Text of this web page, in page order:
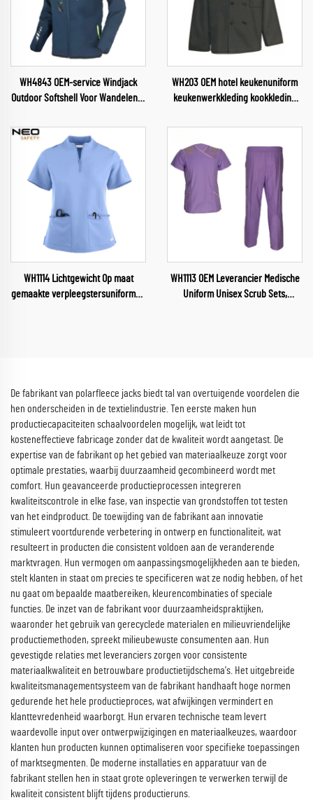
WH4843 OEM-service Windjack
Outdoor Softshell Voor Wandelen &
met Verwijderbare Kap
WH203 OEM hotel keukenuniform
keukenwerkkleding kookkleding
restaurant chefkleding
WH1114 Lichtgewicht Op maat
gemaakte verpleegstersuniformen
WH1113 OEM Leverancier Medische
Uniform Unisex Scrub Sets,
De fabrikant van polarfleece jacks biedt tal van overtuigende voordelen die
hen onderscheiden in de textielindustrie. Ten eerste maken hun
productiecapaciteiten schaalvoordelen mogelijk, wat leidt tot
kosteneffectieve fabricage zonder dat de kwaliteit wordt aangetast. De
expertise van de fabrikant op het gebied van materiaalkeuze zorgt voor
optimale prestaties, waarbij duurzaamheid gecombineerd wordt met
comfort. Hun geavanceerde productieprocessen integreren
kwaliteitscontrole in elke fase, van inspectie van grondstoffen tot testen
van het eindproduct. De toewijding van de fabrikant aan innovatie
stimuleert voortdurende verbetering in ontwerp en functionaliteit, wat
resulteert in producten die consistent voldoen aan de veranderende
marktvragen. Hun vermogen om aanpassingsmogelijkheden aan te bieden,
stelt klanten in staat om precies te specificeren wat ze nodig hebben, of het
nu gaat om bepaalde maatbereiken, kleurencombinaties of speciale
functies. De inzet van de fabrikant voor duurzaamheidspraktijken,
waaronder het gebruik van gerecyclede materialen en milieuvriendelijke
productiemethoden, spreekt milieubewuste consumenten aan. Hun
gevestigde relaties met leveranciers zorgen voor consistente
materiaalkwaliteit en betrouwbare productietijdschema's. Het uitgebreide
kwaliteitsmanagementsysteem van de fabrikant handhaaft hoge normen
gedurende het hele productieproces, wat afwijkingen vermindert en
klanttevredenheid waarborgt. Hun ervaren technische team levert
waardevolle input over ontwerpwijzigingen en materiaalkeuzes, waardoor
klanten hun producten kunnen optimaliseren voor specifieke toepassingen
of marktsegmenten. De moderne installaties en apparatuur van de
fabrikant stellen hen in staat grote opleveringen te verwerken terwijl de
kwaliteit consistent blijft tijdens productieruns.